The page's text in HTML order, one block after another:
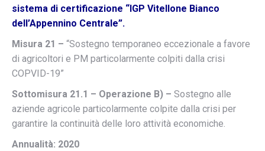
sistema di certificazione “IGP Vitellone Bianco
dell’Appennino Centrale”.
Misura 21 – “Sostegno temporaneo eccezionale a favore
di agricoltori e PM particolarmente colpiti dalla crisi
COPVID-19”
Sottomisura 21.1 – Operazione B) – Sostegno alle
aziende agricole particolarmente colpite dalla crisi per
garantire la continuità delle loro attività economiche.
Annualità: 2020